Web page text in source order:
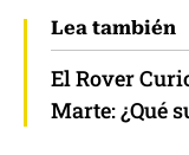
Lea también
El Rover
Marte: ¿Qué